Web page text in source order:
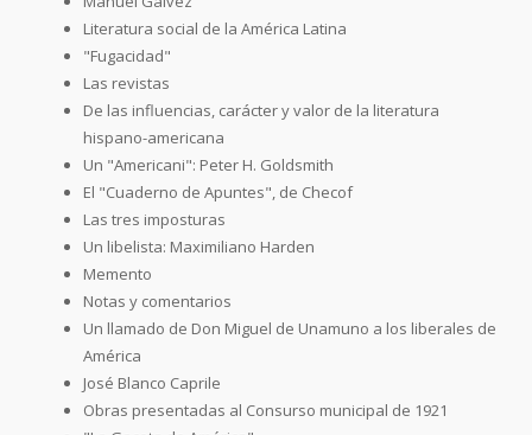
Literatura social de la América Latina
"Fugacidad"
Las revistas
De las influencias, carácter y valor de la literatura
hispano-americana
Un "Americani": Peter H. Goldsmith
El "Cuaderno de Apuntes", de Checof
Las tres imposturas
Un libelista: Maximiliano Harden
Memento
Notas y comentarios
Un llamado de Don Miguel de Unamuno a los liberales de
América
José Blanco Caprile
Obras presentadas al Consurso municipal de 1921